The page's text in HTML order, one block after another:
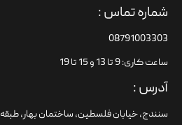
شماره تماس :
08791003303
ساعت کاری: 9 تا 13 و 15 تا 19
آدرس :
سنندج، خیابان فلسطین،‌ ساختمان بهار، طبقه2